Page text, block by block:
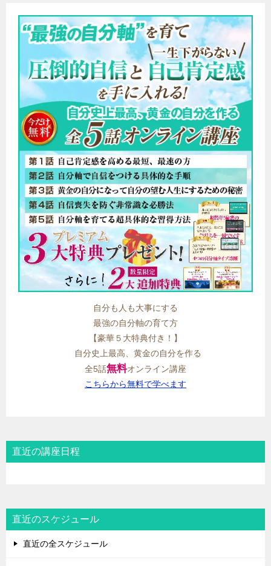
自分も人も大事にする
最強の自分軸の育て方
【豪華５大特典付き！】
自分史上最高、黄金の自分を作る
全5話無料オンライン講座
こちらから無料で学べます
直近の講座日程
直近のスケジュール
直近の全スケジュール